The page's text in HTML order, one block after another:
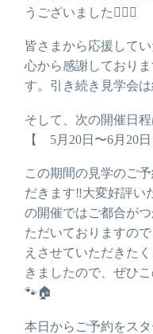
うございました🙇🏻‍♂️
皆さまから応援して
心から感謝しており
す。引き続き見学会
そして、次の開催日
【 5月20日〜6月20
この期間の見学のご
だきます‼️大変好評い
の開催ではご都合が
ただいておりますの
えさせていただきた
きましたので、ぜひ
🐾🏠
本日からご予約をス